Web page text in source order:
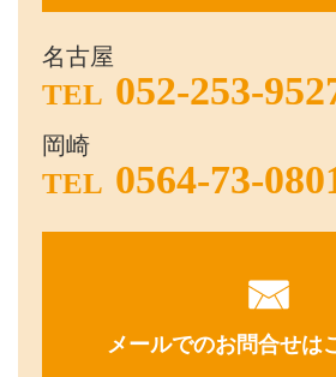
名古屋
TEL 052-253-
岡崎
TEL 0564-73-
メールでのお問合せは